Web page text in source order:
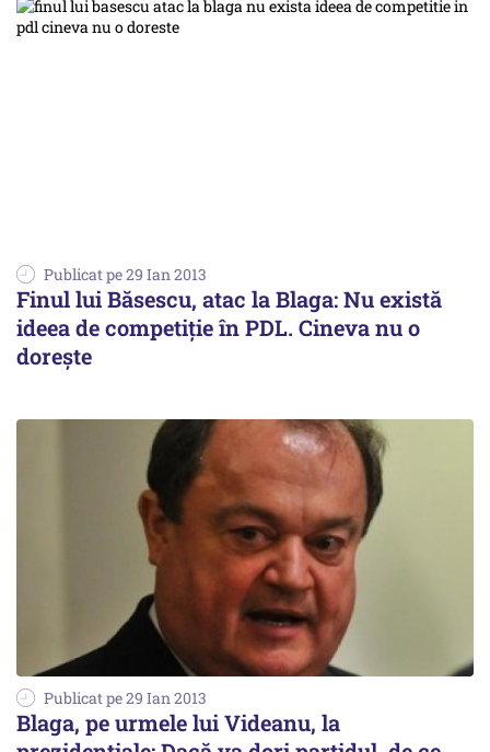
Publicat pe 29 Ian 2013
Finul lui Băsescu, atac la Blaga: Nu există
ideea de competiție în PDL. Cineva nu o
dorește
Publicat pe 29 Ian 2013
Blaga, pe urmele lui Videanu, la